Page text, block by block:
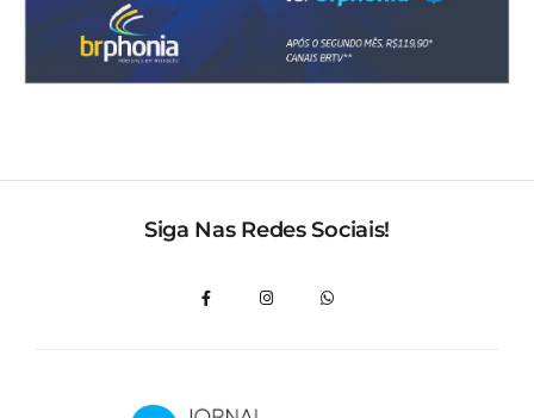
Siga Nas Redes Sociais!